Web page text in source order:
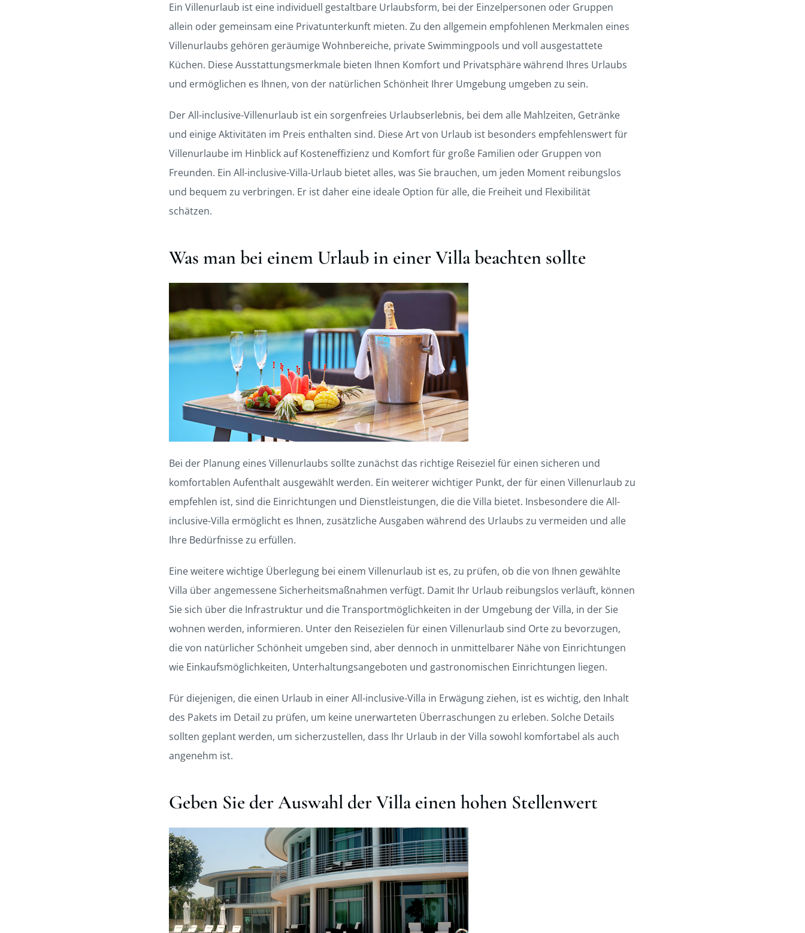
Ein Villenurlaub ist eine individuell gestaltbare Urlaubsform, bei der Einzelpersonen oder Gruppen
allein oder gemeinsam eine Privatunterkunft mieten. Zu den allgemein empfohlenen Merkmalen eines
Villenurlaubs gehören geräumige Wohnbereiche, private Swimmingpools und voll ausgestattete
Küchen. Diese Ausstattungsmerkmale bieten Ihnen Komfort und Privatsphäre während Ihres Urlaubs
und ermöglichen es Ihnen, von der natürlichen Schönheit Ihrer Umgebung umgeben zu sein.
Der All-inclusive-Villenurlaub ist ein sorgenfreies Urlaubserlebnis, bei dem alle Mahlzeiten, Getränke
und einige Aktivitäten im Preis enthalten sind. Diese Art von Urlaub ist besonders empfehlenswert für
Villenurlaube im Hinblick auf Kosteneffizienz und Komfort für große Familien oder Gruppen von
Freunden. Ein All-inclusive-Villa-Urlaub bietet alles, was Sie brauchen, um jeden Moment reibungslos
und bequem zu verbringen. Er ist daher eine ideale Option für alle, die Freiheit und Flexibilität
schätzen.
Was man bei einem Urlaub in einer Villa beachten sollte
Bei der Planung eines Villenurlaubs sollte zunächst das richtige Reiseziel für einen sicheren und
komfortablen Aufenthalt ausgewählt werden. Ein weiterer wichtiger Punkt, der für einen Villenurlaub zu
empfehlen ist, sind die Einrichtungen und Dienstleistungen, die die Villa bietet. Insbesondere die All-
inclusive-Villa ermöglicht es Ihnen, zusätzliche Ausgaben während des Urlaubs zu vermeiden und alle
Ihre Bedürfnisse zu erfüllen.
Eine weitere wichtige Überlegung bei einem Villenurlaub ist es, zu prüfen, ob die von Ihnen gewählte
Villa über angemessene Sicherheitsmaßnahmen verfügt. Damit Ihr Urlaub reibungslos verläuft, können
Sie sich über die Infrastruktur und die Transportmöglichkeiten in der Umgebung der Villa, in der Sie
wohnen werden, informieren. Unter den Reisezielen für einen Villenurlaub sind Orte zu bevorzugen,
die von natürlicher Schönheit umgeben sind, aber dennoch in unmittelbarer Nähe von Einrichtungen
wie Einkaufsmöglichkeiten, Unterhaltungsangeboten und gastronomischen Einrichtungen liegen.
Für diejenigen, die einen Urlaub in einer All-inclusive-Villa in Erwägung ziehen, ist es wichtig, den Inhalt
des Pakets im Detail zu prüfen, um keine unerwarteten Überraschungen zu erleben. Solche Details
sollten geplant werden, um sicherzustellen, dass Ihr Urlaub in der Villa sowohl komfortabel als auch
angenehm ist.
Geben Sie der Auswahl der Villa einen hohen Stellenwert